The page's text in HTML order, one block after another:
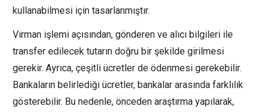
kullanabilmesi için tasarlanmıştır.
Virman işlemi açısından, gönderen ve alıcı bilgileri ile
transfer edilecek tutarın doğru bir şekilde girilmesi
gerekir. Ayrıca, çeşitli ücretler de ödenmesi gerekebilir.
Bankaların belirlediği ücretler, bankalar arasında farklılık
gösterebilir. Bu nedenle, önceden araştırma yapılarak,